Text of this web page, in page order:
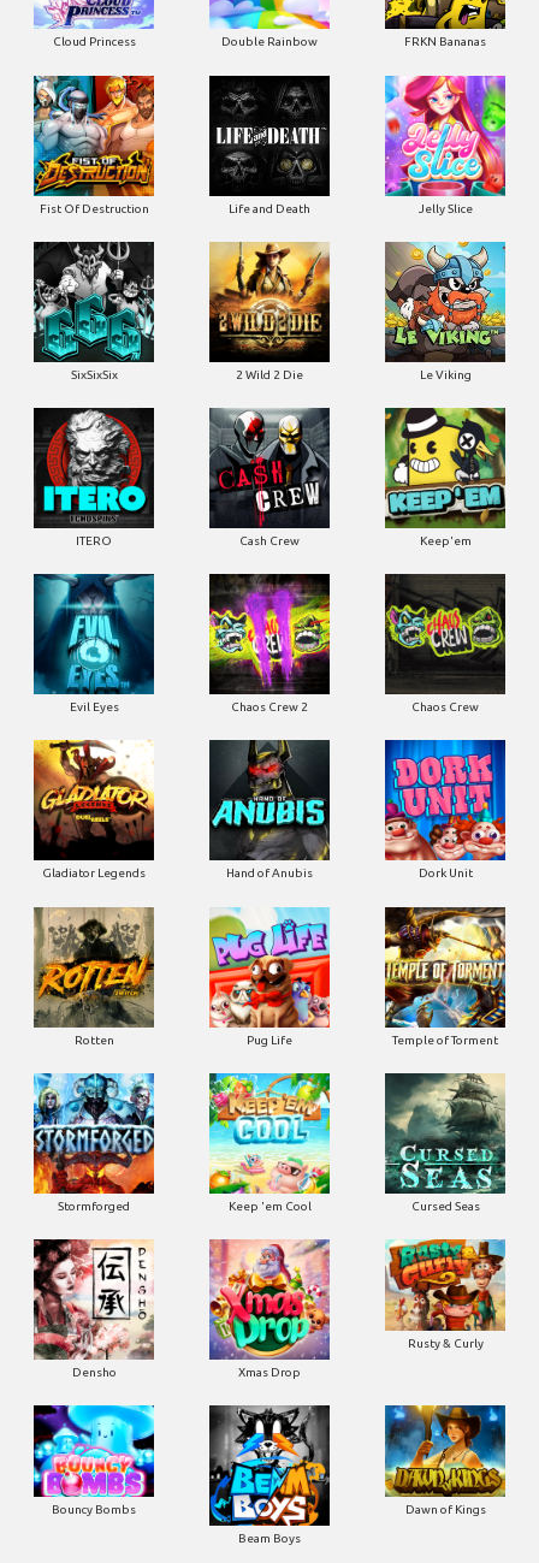
Cloud Princess Double Rainbow FRKN Bananas
Fist Of Destruction Life and Death Jelly Slice
SixSixSix 2 Wild 2 Die Le Viking
ITERO Cash Crew Keep'em
Evil Eyes Chaos Crew 2 Chaos Crew
Gladiator Legends Hand of Anubis Dork Unit
Rotten Pug Life Temple of Torment
Stormforged Keep 'em Cool Cursed Seas
Densho Xmas Drop
Rusty & Curly
Bouncy Bombs
Beam Boys
Dawn of Kings